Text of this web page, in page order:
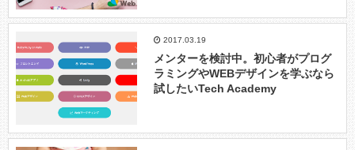
2017.03.19
メンターを検討中。初心者がプログ
ラミングやWEBデザインを学ぶなら
試したいTech Academy